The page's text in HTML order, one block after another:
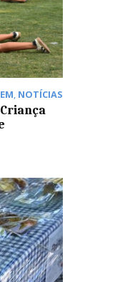
, NOTÍCIAS